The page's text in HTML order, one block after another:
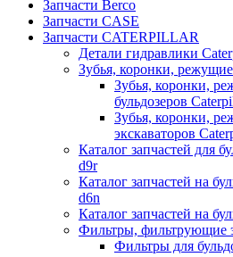
Запчасти Berco
Запчасти CASE
Запчасти CATERPILLAR
Детали гидравлики
Зубья, коронки,
Зубья, коронки,
бульдозеров
Зубья, коронки,
экскаваторов
Каталог запчастей для
d9r
Каталог запчастей на
d6n
Каталог запчастей на
Фильтры, фильтрующие
Фильтры для